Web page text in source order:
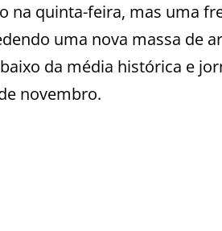
na quinta-feira, mas uma
uma nova massa de
da média histórica e
novembro.